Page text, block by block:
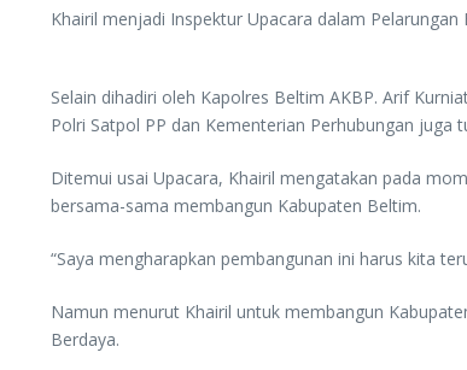
Khairil menjadi Inspektur Upacara dalam
Selain dihadiri oleh Kapolres Beltim AKBP. Arif
Polri Satpol PP dan Kementerian Perhubungan juga
Ditemui usai Upacara, Khairil mengatakan pada
bersama-sama membangun Kabupaten Beltim.
“Saya mengharapkan pembangunan ini harus kita
Namun menurut Khairil untuk membangun
Berdaya.